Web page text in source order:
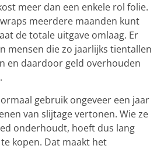
meer dan een enkele rol folie.
meerdere maanden kunt
de totale uitgave omlaag. Er
mensen die zo jaarlijks tientallen
en daardoor geld overhouden
gebruik ongeveer een jaar
van slijtage vertonen. Wie ze
onderhoudt, hoeft dus lang
kopen. Dat maakt het